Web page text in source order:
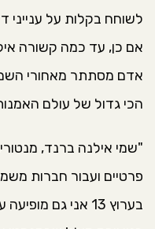
לשוחח בקלות על ענייני
אם כן, עד כמה קשורה
אדם מסתתר מאחורי השם
הכי גדול של עולם
"שמי אילנה ברנד,
בערוץ 13 אני גם